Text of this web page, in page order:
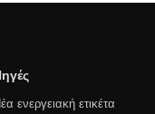
ενεργειακή ετικέτα